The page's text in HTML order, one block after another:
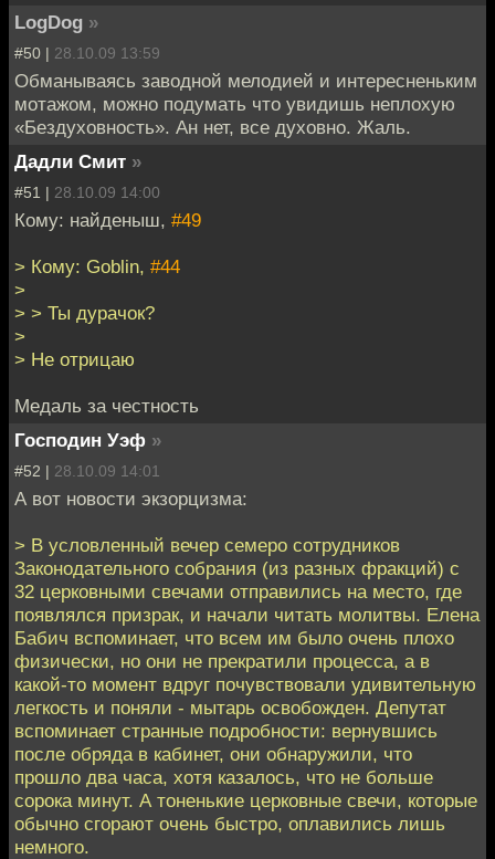
LogDog »
#50 | 28.10.09 13:59
Обманываясь заводной мелодией и интересненьким
мотажом, можно подумать что увидишь неплохую
«Бездуховность». Ан нет, все духовно. Жаль.
Дадли Смит »
#51 | 28.10.09 14:00
Кому: найденыш, #49
> Кому: Goblin, #44
>
> > Ты дурачок?
>
> Не отрицаю
Медаль за честность
Господин Уэф »
#52 | 28.10.09 14:01
А вот новости экзорцизма:
> В условленный вечер семеро сотрудников
Законодательного собрания (из разных фракций) с
32 церковными свечами отправились на место, где
появлялся призрак, и начали читать молитвы. Елена
Бабич вспоминает, что всем им было очень плохо
физически, но они не прекратили процесса, а в
какой-то момент вдруг почувствовали удивительную
легкость и поняли - мытарь освобожден. Депутат
вспоминает странные подробности: вернувшись
после обряда в кабинет, они обнаружили, что
прошло два часа, хотя казалось, что не больше
сорока минут. А тоненькие церковные свечи, которые
обычно сгорают очень быстро, оплавились лишь
немного.